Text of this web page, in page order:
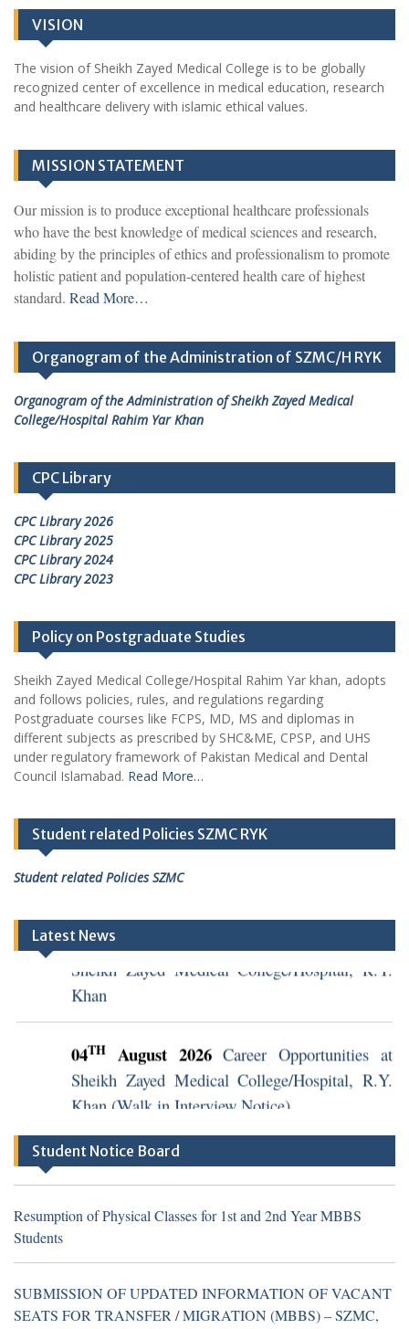
VISION
The vision of Sheikh Zayed Medical College is to be globally
recognized center of excellence in medical education, research
and healthcare delivery with islamic ethical values.
MISSION STATEMENT
Our mission is to produce exceptional healthcare professionals
who have the best knowledge of medical sciences and research,
abiding by the principles of ethics and professionalism to promote
holistic patient and population-centered health care of highest
standard. Read More…
Organogram of the Administration of SZMC/H RYK
Organogram of the Administration of Sheikh Zayed Medical
College/Hospital Rahim Yar Khan
CPC Library
CPC Library 2026
CPC Library 2025
CPC Library 2024
CPC Library 2023
Policy on Postgraduate Studies
Sheikh Zayed Medical College/Hospital Rahim Yar khan, adopts
and follows policies, rules, and regulations regarding
Postgraduate courses like FCPS, MD, MS and diplomas in
different subjects as prescribed by SHC&ME, CPSP, and UHS
under regulatory framework of Pakistan Medical and Dental
Council Islamabad. Read More…
Student related Policies SZMC RYK
Student related Policies SZMC
Latest News
04THAugust 2026Career Opportunities at
Sheikh Zayed Medical College/Hospital, R.Y.
Khan
Sheikh Zayed Medical College/Hospital, R.Y.
Khan (Walk in Interview Notice)
Resumption of Physical Classes for 1st and 2nd Year MBBS
Students
16 July 2026
Zayed Medical College/Hospital, R.Y. Khan
Student Notice Board
Resumption of Physical Classes for 1st and 2nd Year MBBS
Students
SUBMISSION OF UPDATED INFORMATION OF VACANT
SEATS FOR TRANSFER / MIGRATION (MBBS) – SZMC,